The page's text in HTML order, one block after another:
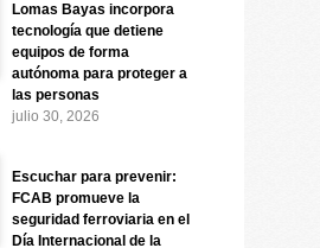
Lomas Bayas incorpora
tecnología que detiene
equipos de forma
autónoma para proteger a
las personas
julio 30, 2026
Escuchar para prevenir:
FCAB promueve la
seguridad ferroviaria en el
Día Internacional de la